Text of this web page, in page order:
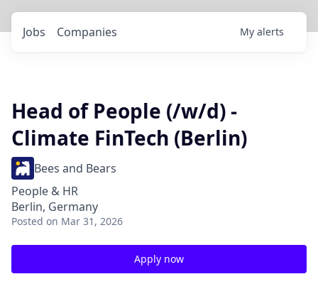
Jobs Companies My alerts
Head of People (/w/d) -
Climate FinTech (Berlin)
Bees and Bears
People & HR
Berlin, Germany
Posted on Mar 31, 2026
Apply now